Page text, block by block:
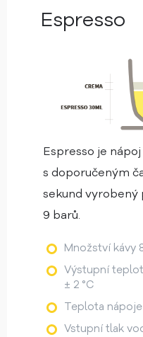
Espresso
Espresso je
s doporučeným
sekund
9 barů.
Množství kávy
Výstupní
± 2 °C
Teplota nápoje
Vstupní tlak